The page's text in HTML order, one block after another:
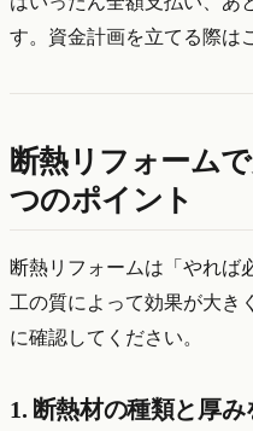
す。資金計画を立てる際は
断熱リフォーム
つのポイント
断熱リフォームは「やれば
工の質によって効果が大き
に確認してください。
1. 断熱材の種類と厚